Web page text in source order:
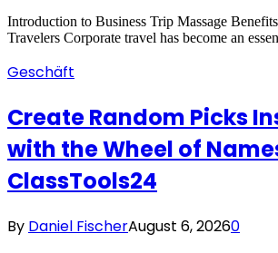
Introduction to Business Trip Massage
Travelers Corporate travel has become an
Geschäft
Create Random Picks
with the Wheel of
ClassTools24
By Daniel FischerAugust 6, 20260